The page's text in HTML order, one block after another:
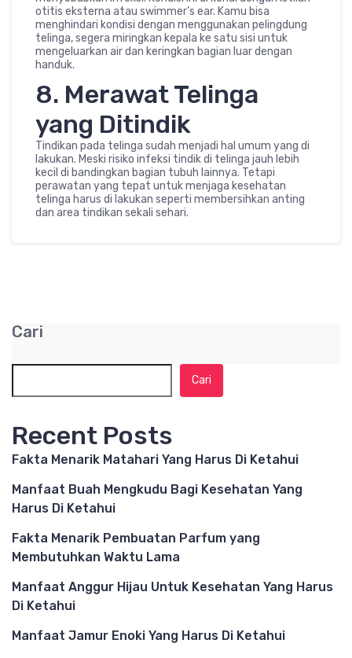
otitis eksterna atau swimmer’s ear. Kamu bisa
menghindari kondisi dengan menggunakan pelingdung
telinga, segera miringkan kepala ke satu sisi untuk
mengeluarkan air dan keringkan bagian luar dengan
handuk.
8. Merawat Telinga
yang Ditindik
Tindikan pada telinga sudah menjadi hal umum yang di
lakukan. Meski risiko infeksi tindik di telinga jauh lebih
kecil di bandingkan bagian tubuh lainnya. Tetapi
perawatan yang tepat untuk menjaga kesehatan
telinga harus di lakukan seperti membersihkan anting
dan area tindikan sekali sehari.
Cari
Cari
Recent Posts
Fakta Menarik Matahari Yang Harus Di Ketahui
Manfaat Buah Mengkudu Bagi Kesehatan Yang
Harus Di Ketahui
Fakta Menarik Pembuatan Parfum yang
Membutuhkan Waktu Lama
Manfaat Anggur Hijau Untuk Kesehatan Yang Harus
Di Ketahui
Manfaat Jamur Enoki Yang Harus Di Ketahui